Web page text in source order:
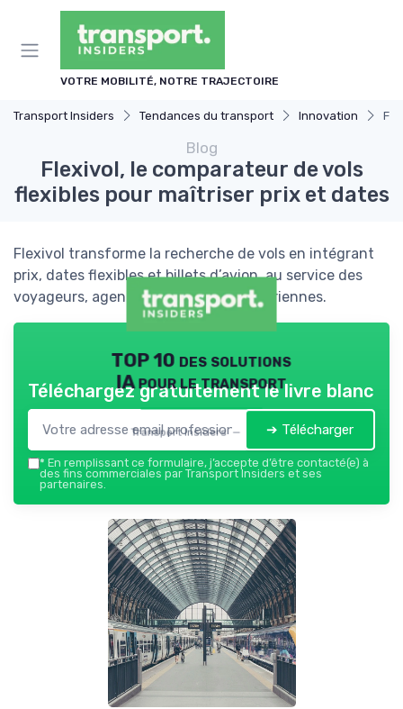
VOTRE MOBILITÉ, NOTRE TRAJECTOIRE
Transport Insiders Tendances du transport Innovation
Blog
Flexivol, le comparateur de vols
flexibles pour maîtriser prix et dates
Flexivol transforme la recherche de vols en intégrant
prix, dates flexibles et billets d’avion, au service des
voyageurs, agences et compagnies aériennes.
TOP 10 des solutions
IA pour le transport
Transport Insiders — 2026
Téléchargez gratuitement le livre blanc
➔ Télécharger
* En remplissant ce formulaire, j’accepte d’être contacté(e) à
des fins commerciales par Transport Insiders et ses
partenaires.
Panneau de gestion des cookies